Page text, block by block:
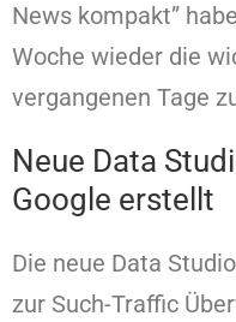
News kompakt”
Woche wieder die
vergangenen Tage
Neue Data
Google erstellt
Die neue Data
zur Such-Traffic